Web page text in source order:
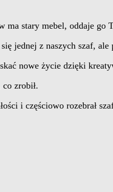
ma stary mebel, oddaje go
jednej z naszych szaf,
nowe życie dzięki
zrobił.
i częściowo rozebrał